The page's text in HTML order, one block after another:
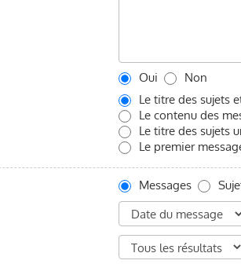
Oui
Non
Le titre des sujets
Le contenu des
Le titre des sujets
Le premier
Messages